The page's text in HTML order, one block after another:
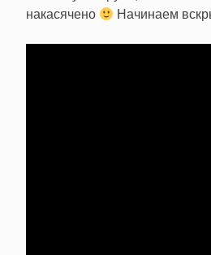
накасячено
Начинаем